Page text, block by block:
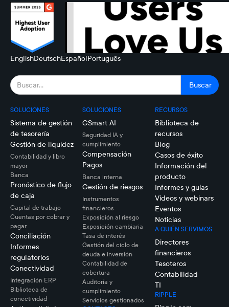
EnglishDeutschEspañolPortuguês
SOLUCIONES
Sistema de gestión
de tesorería
Gestión de liquidez
Contabilidad y libro
mayor
Banca
Pronóstico de flujo
de caja
Capital de trabajo
Cuentas por cobrar y
pagar
Conciliación
Informes
regulatorios
Conectividad
Integración ERP
Biblioteca de
conectividad
SOLUCIONES
GSmart AI
Seguridad IA y
cumplimiento
Compensación
Pagos
Banca interna
Gestión de riesgos
Instrumentos
financieros
Exposición al riesgo
Exposición cambiaria
Tasa de interés
Gestión del ciclo de
deuda e inversión
Contabilidad de
cobertura
Auditoría y
cumplimiento
Servicios gestionados
RECURSOS
Biblioteca de
recursos
Blog
Casos de éxito
Información del
producto
Informes y guías
Videos y webinars
Eventos
Noticias
A QUIÉN SERVIMOS
Directores
financieros
Tesoteros
Contabilidad
TI
RIPPLE